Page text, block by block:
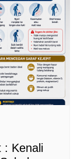
: Kenali